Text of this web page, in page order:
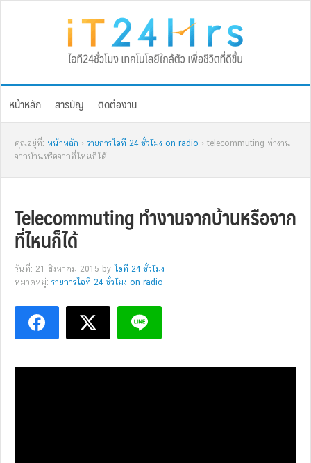
หน้าหลัก สารบัญ ติดต่องาน
คุณอยู่ที่: หน้าหลัก › รายการไอที 24 ชั่วโมง on radio › telecommuting ทำงาน
จากบ้านหรือจากที่ไหนก็ได้
Telecommuting ทำงานจากบ้านหรือจาก
ที่ไหนก็ได้
วันที่: 21 สิงหาคม 2015 by ไอที 24 ชั่วโมง
หมวดหมู่: รายการไอที 24 ชั่วโมง on radio